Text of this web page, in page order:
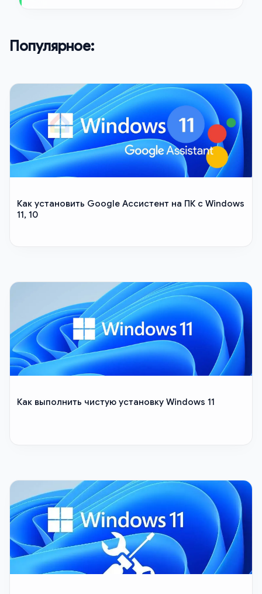
Популярное:
Как установить Google Ассистент на ПК c Windows
11, 10
Как выполнить чистую установку Windows 11